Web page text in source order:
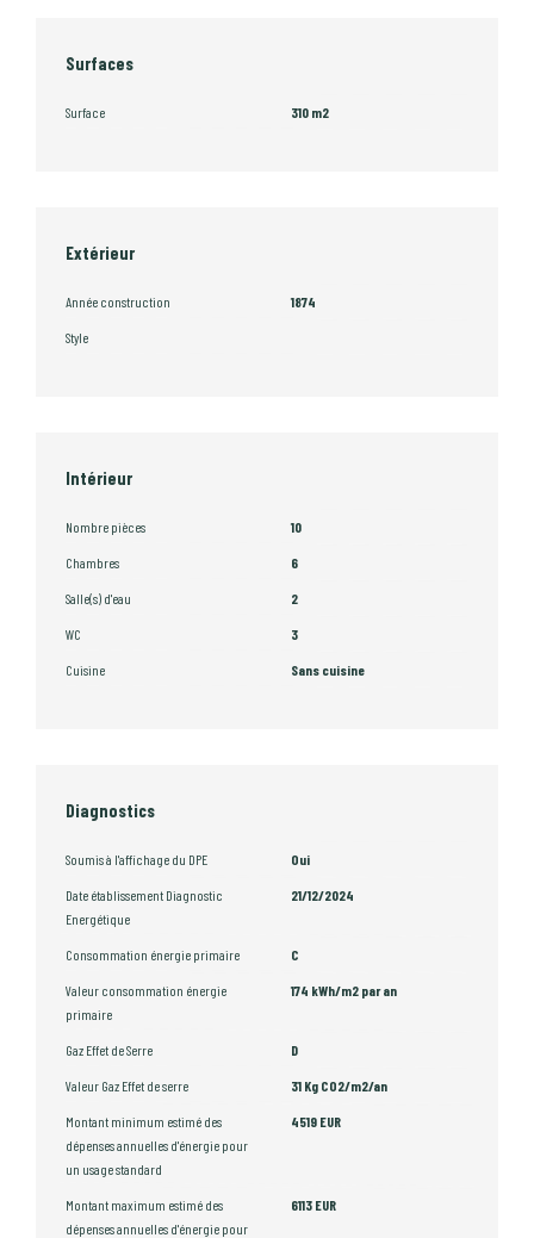
Surfaces
Surface 310 m2
Extérieur
Année construction 1874
Style
Intérieur
Nombre pièces 10
Chambres 6
Salle(s) d'eau 2
WC 3
Cuisine Sans cuisine
Diagnostics
Soumis à l'affichage du DPE Oui
Date établissement Diagnostic
Energétique
21/12/2024
Consommation énergie primaire C
Valeur consommation énergie
primaire
174 kWh/m2 par an
Gaz Effet de Serre D
Valeur Gaz Effet de serre 31 Kg CO2/m2/an
Montant minimum estimé des
dépenses annuelles d'énergie pour
un usage standard
4519 EUR
Montant maximum estimé des
dépenses annuelles d'énergie pour
6113 EUR